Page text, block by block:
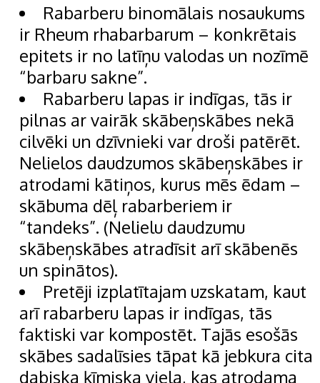
Rabarberu binomālais nosaukums
ir Rheum rhabarbarum – konkrētais
epitets ir no latīņu valodas un nozīmē
“barbaru sakne”.
Rabarberu lapas ir indīgas, tās ir
pilnas ar vairāk skābeņskābes nekā
cilvēki un dzīvnieki var droši patērēt.
Nelielos daudzumos skābeņskābes ir
atrodami kātiņos, kurus mēs ēdam –
skābuma dēļ rabarberiem ir
“tandeks”. (Nelielu daudzumu
skābeņskābes atradīsit arī skābenēs
un spinātos).
Pretēji izplatītajam uzskatam, kaut
arī rabarberu lapas ir indīgas, tās
faktiski var kompostēt. Tajās esošās
skābes sadalīsies tāpat kā jebkura cita
dabiska ķīmiska viela, kas atrodama